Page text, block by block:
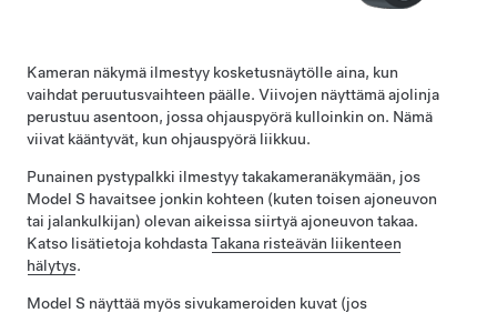
Kameran näkymä ilmestyy kosketusnäytölle aina, kun
vaihdat peruutusvaihteen päälle. Viivojen näyttämä ajolinja
perustuu asentoon, jossaohjauspyörä kulloinkin on. Nämä
viivat kääntyvät, kun ohjauspyörä liikkuu.
Punainen pystypalkki ilmestyy takakameranäkymään, jos
Model S havaitsee jonkin kohteen (kuten toisen ajoneuvon
tai jalankulkijan) olevan aikeissa siirtyä ajoneuvon takaa.
Katso lisätietoja kohdastaTakana risteävän liikenteen
hälytys.
Model S näyttää myös sivukameroiden kuvat (jos